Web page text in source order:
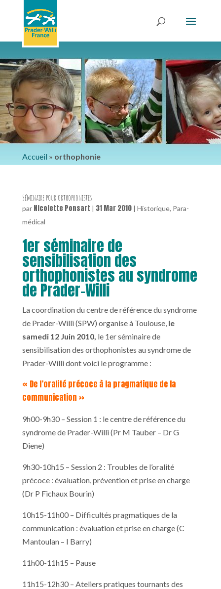
Accueil » orthophonie
Séminaire pour orthophonistes
par Nicolette Ponsart | 31 Mar 2010| Historique, Para-
médical
1er séminaire de
sensibilisation des
orthophonistes au syndrome
de Prader-Willi
La coordination du centre de référence du syndrome
de Prader-Willi (SPW) organise à Toulouse, le
samedi 12 Juin 2010, le 1er séminaire de
sensibilisation des orthophonistes au syndrome de
Prader-Willi dont voici le programme :
« De l’oralité précoce à la pragmatique de la
communication »
9h00-9h30 – Session 1 : le centre de référence du
syndrome de Prader-Willi (Pr M Tauber – Dr G
Diene)
9h30-10h15 – Session 2 : Troubles de l’oralité
précoce : évaluation, prévention et prise en charge
(Dr P Fichaux Bourin)
10h15-11h00 – Difficultés pragmatiques de la
communication : évaluation et prise en charge (C
Mantoulan – I Barry)
11h00-11h15 – Pause
11h15-12h30 – Ateliers pratiques tournants des